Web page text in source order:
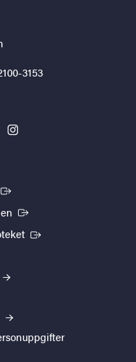
3153
instagram
(Extern länk)
(Extern länk)
(Extern länk)